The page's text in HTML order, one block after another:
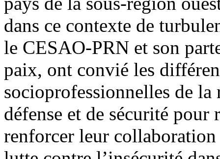
dans ce contexte de
le CESAO-PRN et son
paix, ont convié les
socioprofessionnelles de
défense et de sécurité
renforcer leur